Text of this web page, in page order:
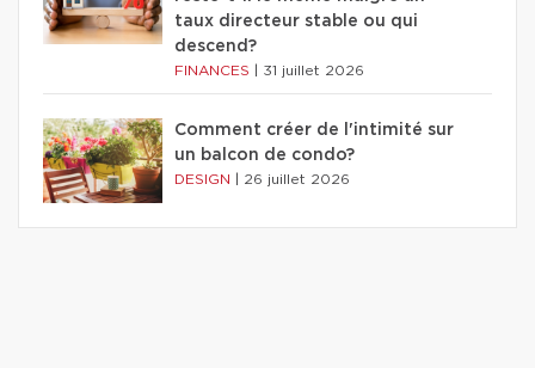
taux directeur stable ou qui
descend?
FINANCES 31 juillet 2026
Comment créer de l'intimité sur
un balcon de condo?
DESIGN 26 juillet 2026